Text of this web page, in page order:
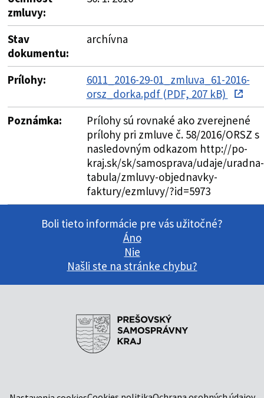
zmluvy:
Stav
dokumentu:
archívna
Prílohy:
6011_2016-29-01_zmluva_61-2016-
orsz_dorka.pdf (PDF, 207 kB)
Poznámka:
Prílohy sú rovnaké ako zverejnené
prílohy pri zmluve č. 58/2016/ORSZ s
nasledovným odkazom http://po-
kraj.sk/sk/samosprava/udaje/uradna-
tabula/zmluvy-objednavky-
faktury/ezmluvy/?id=5973
Boli tieto informácie pre vás užitočné?
Áno
Nie
Našli ste na stránke chybu?